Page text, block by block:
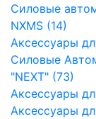
Силовые
NXMS (14)
Аксессуары
Силовые
"NEXT" (73)
Аксессуары
Аксессуары